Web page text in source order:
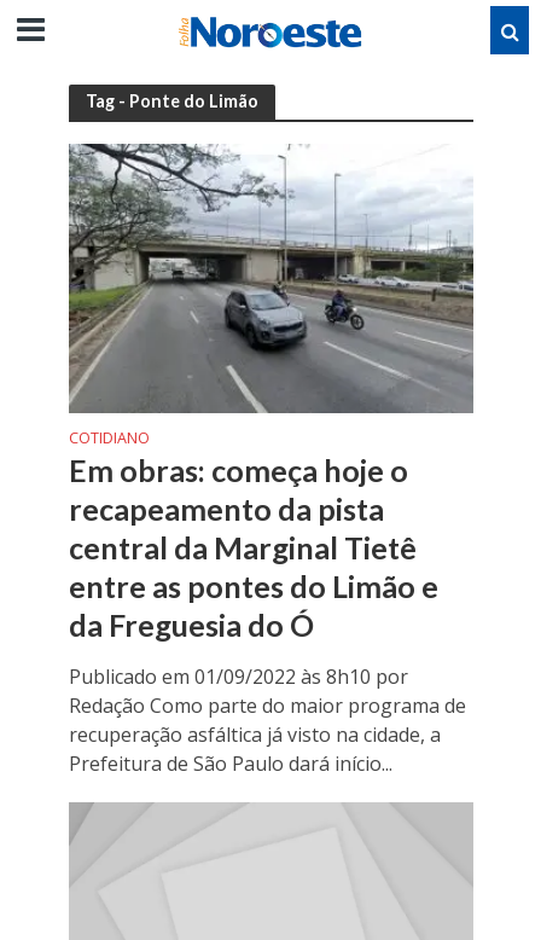
Tag - Ponte do Limão
COTIDIANO
Em obras: começa hoje o
recapeamento da pista
central da Marginal Tietê
entre as pontes do Limão e
da Freguesia do Ó
Publicado em 01/09/2022 às 8h10 por
Redação Como parte do maior programa de
recuperação asfáltica já visto na cidade, a
Prefeitura de São Paulo dará início...